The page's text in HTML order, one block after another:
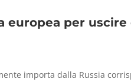
europea per
importa dalla Russia